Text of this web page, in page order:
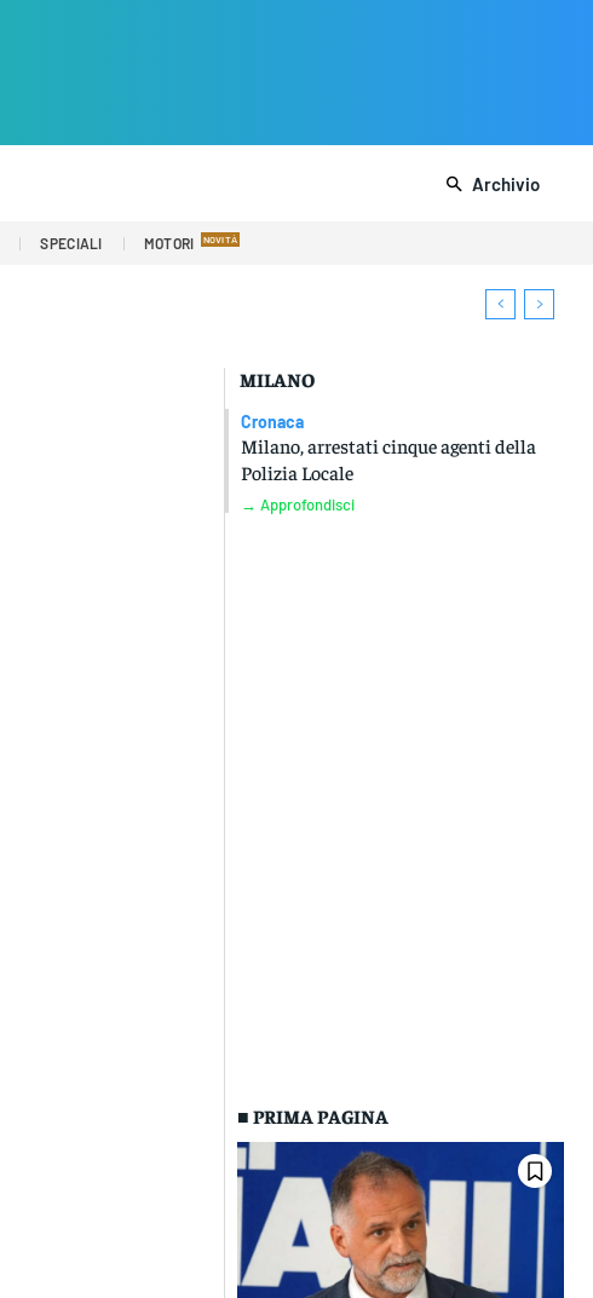
Archivio
SPECIALI MOTORI
MILANO
Cronaca
Milano, arrestati cinque agenti della
Polizia Locale
→ Approfondisci
■ PRIMA PAGINA